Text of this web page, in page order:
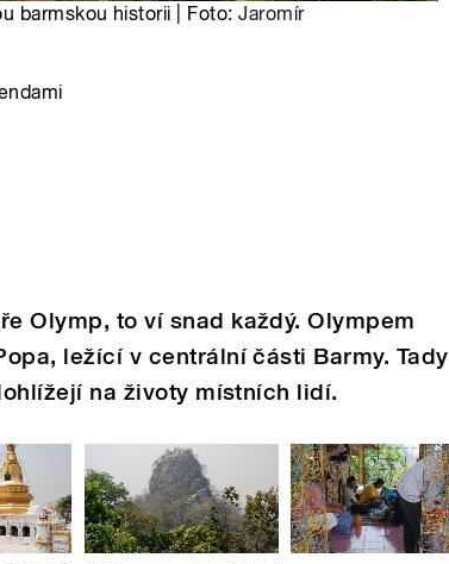
barmskou historii | Foto:Jaromír
Olymp, to ví snad každý. Olympem
ležící v centrální části Barmy. Tady
na životy místních lidí.